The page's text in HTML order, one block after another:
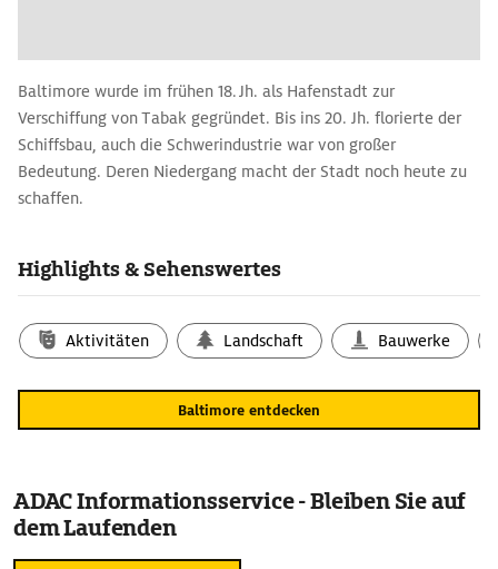
Baltimore wurde im frühen 18. Jh. als Hafenstadt zur
Verschiffung von Tabak gegründet. Bis ins 20. Jh. florierte der
Schiffsbau, auch die Schwerindustrie war von großer
Bedeutung. Deren Niedergang macht der Stadt noch heute zu
schaffen.
Highlights & Sehenswertes
Aktivitäten Landschaft Bauwerke
Baltimore entdecken
ADAC Informationsservice - Bleiben Sie auf
dem Laufenden